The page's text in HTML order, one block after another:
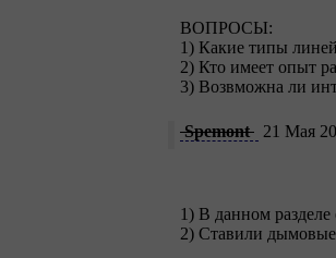
ВОПРОСЫ:
1) Какие типы
2) Кто имеет опыт
3) Возвможна ли
Spemont 21 Мая
1) В данном
2) Ставили дымовые